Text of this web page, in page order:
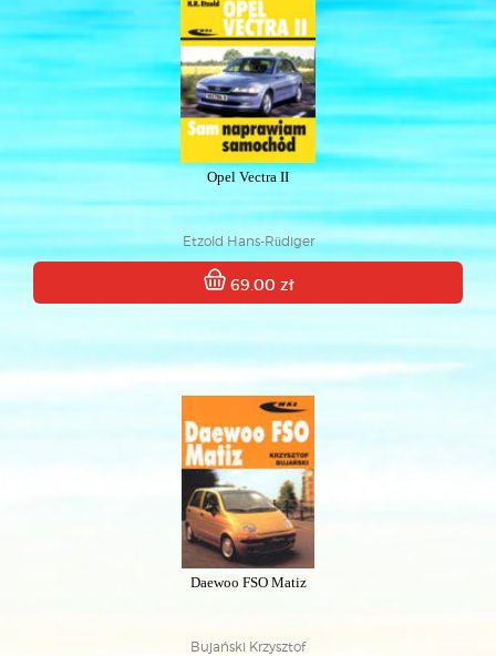
Opel Vectra II
Etzold Hans-Rüdiger
69.00 zł
Daewoo FSO Matiz
Bujański Krzysztof